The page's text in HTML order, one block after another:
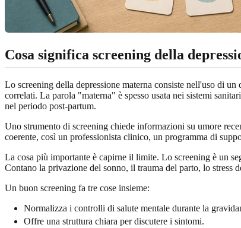
Cosa significa screening della
Lo screening della depressione materna consiste nell'uso di
correlati. La parola "materna" è spesso usata nei sistemi
nel periodo post-partum.
Uno strumento di screening chiede informazioni su umore
coerente, così un professionista clinico, un programma di
La cosa più importante è capirne il limite. Lo screening è un
Contano la privazione del sonno, il trauma del parto, lo stress
Un buon screening fa tre cose insieme:
Normalizza i controlli di salute mentale durante la
Offre una struttura chiara per discutere i sintomi.